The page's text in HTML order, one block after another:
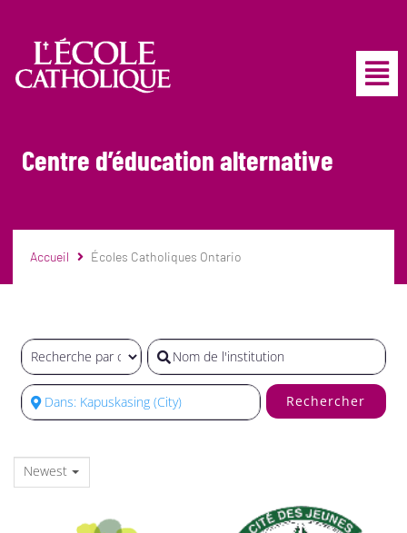
Centre d’éducation alternative
Accueil Écoles Catholiques Ontario
Rechercher
Newest